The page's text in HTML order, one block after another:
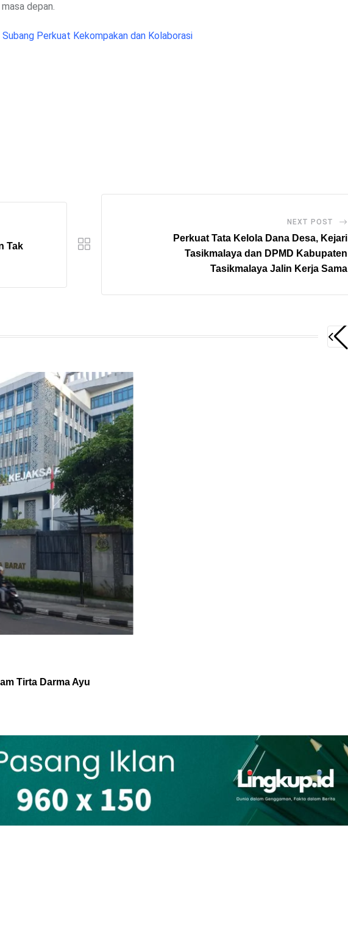
depan.
Perkuat Kekompakan dan Kolaborasi
Tak
NEXT POST
Perkuat Tata Kelola Dana Desa, Kejari
Tasikmalaya dan DPMD Kabupaten
Tasikmalaya Jalin Kerja Sama
Tirta Darma Ayu